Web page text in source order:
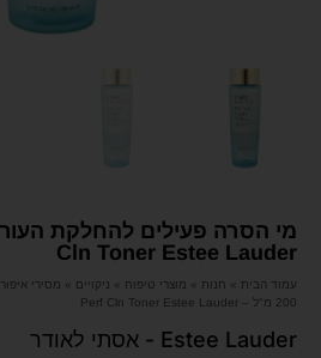
Cln Toner Estee Lauder
עמוד הבית » חנות » מוצרי טיפוח » ניקויים » מסירי איפור
200 מ"ל – Perf Cln Toner Estee Lauder
Estee Lauder - אסתי לאודר